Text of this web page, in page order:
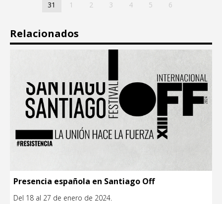
31
1 2 3 4 5 6
Relacionados
Presencia española en Santiago Off
Del 18 al 27 de enero de 2024.